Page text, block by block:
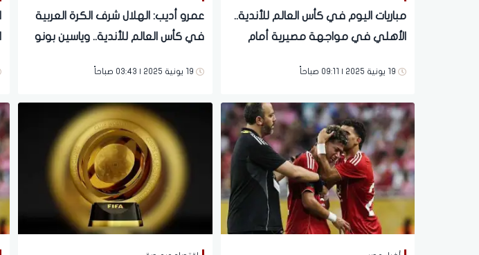
مباريات اليوم في كأس العالم للأندية..
الأهلي في مواجهة مصيرية أمام
19 يونية 2025 | 09:11 صباحاً
عمرو أديب: الهلال شرف الكرة العربية
في كأس العالم للأندية.. وياسين بونو
19 يونية 2025 | 03:43 صباحاً